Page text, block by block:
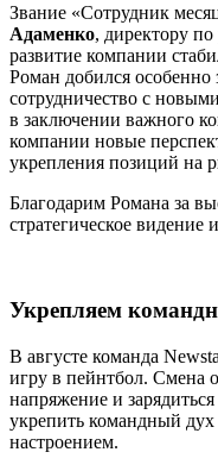
Звание «Сотрудник
Адаменко, директору
развитие компании
Роман добился особенно
сотрудничество с
в заключении важного
компании новые
укрепления позиций на
Благодарим Романа за
стратегическое видение
Укрепляем
В августе команда
игру в пейнтбол. Смена
напряжение и
укрепить командный
настроением.